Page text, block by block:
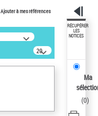
Ajouter à mes références
20
résultats/page
RÉCUPÉRER
LES
NOTICES
Ma
(0)